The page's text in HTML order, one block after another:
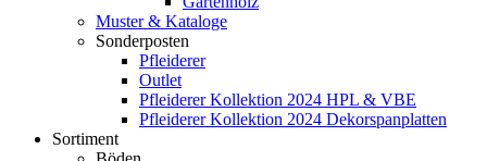
Muster & Kataloge
Sonderposten
Pfleiderer
Outlet
Pfleiderer Kollektion 2024 HPL & VBE
Pfleiderer Kollektion 2024 Dekorspanplatten
Sortiment